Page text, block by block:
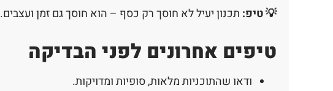
💡 טיפ: תכנון יעיל לא חוסך רק כסף – הוא חוסך גם זמן ועצבים.
טיפים אחרונים לפני הבדיקה
ודאו שהתוכניות מלאות, סופיות ומדויקות.